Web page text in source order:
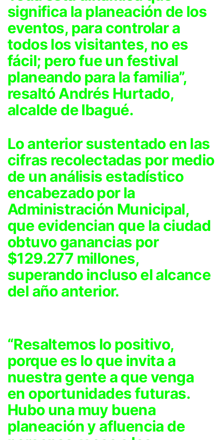
significa la planeación de los
eventos, para controlar a
todos los visitantes, no es
fácil; pero fue un festival
planeando para la familia”,
resaltó Andrés Hurtado,
alcalde de Ibagué.
Lo anterior sustentado en las
cifras recolectadas por medio
de un análisis estadístico
encabezado por la
Administración Municipal,
que evidencian que la ciudad
obtuvo ganancias por
$129.277 millones,
superando incluso el alcance
del año anterior.
“Resaltemos lo positivo,
porque es lo que invita a
nuestra gente a que venga
en oportunidades futuras.
Hubo una muy buena
planeación y afluencia de